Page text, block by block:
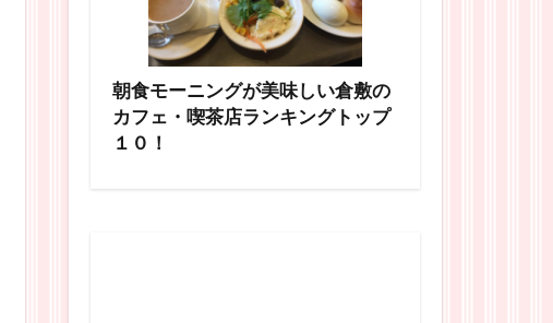
朝食モーニングが美味しい倉敷の
カフェ・喫茶店ランキングトップ
１０！